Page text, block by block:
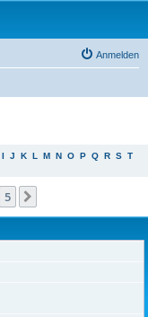
Anmelden
I J K L M N O P Q R S T
5